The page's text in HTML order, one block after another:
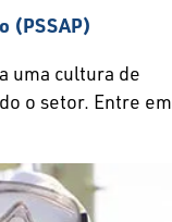
(PSSAP)
uma cultura de
o setor. Entre em